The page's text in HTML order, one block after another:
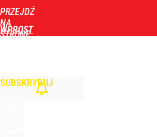
PRZEJDŹ
NA
STRONĘ
WPROST
SUBSKRYBUJ
dodaj